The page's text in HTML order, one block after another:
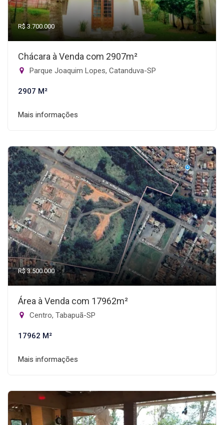
R$ 3.700.000
Chácara à Venda com 2907m²
Parque Joaquim Lopes, Catanduva-SP
2907 M²
Mais informações
R$ 3.500.000
Área à Venda com 17962m²
Centro, Tabapuã-SP
17962 M²
Mais informações